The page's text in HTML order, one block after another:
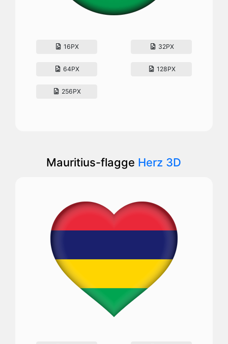
16PX 32PX
64PX 128PX
256PX
Mauritius-flagge Herz 3D